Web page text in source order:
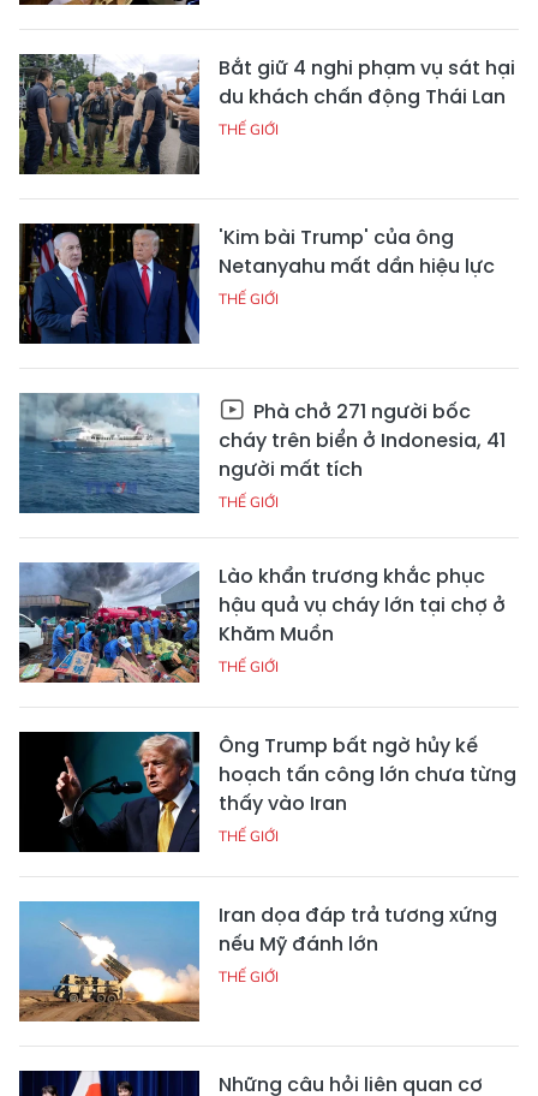
Bắt giữ 4 nghi phạm vụ sát hại
du khách chấn động Thái Lan
THẾ GIỚI
'Kim bài Trump' của ông
Netanyahu mất dần hiệu lực
THẾ GIỚI
Phà chở 271 người bốc
cháy trên biển ở Indonesia, 41
người mất tích
THẾ GIỚI
Lào khẩn trương khắc phục
hậu quả vụ cháy lớn tại chợ ở
Khăm Muồn
THẾ GIỚI
Ông Trump bất ngờ hủy kế
hoạch tấn công lớn chưa từng
thấy vào Iran
THẾ GIỚI
Iran dọa đáp trả tương xứng
nếu Mỹ đánh lớn
THẾ GIỚI
Những câu hỏi liên quan cơ